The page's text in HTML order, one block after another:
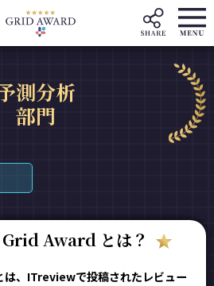
測分析
部門
Award とは？
、ITreviewで投稿されたレビュー